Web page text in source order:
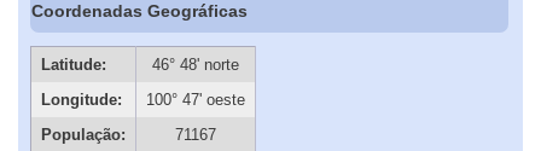
Coordenadas Geográficas
Latitude:
46° 48' norte
Longitude:
100° 47' oeste
População:
71167